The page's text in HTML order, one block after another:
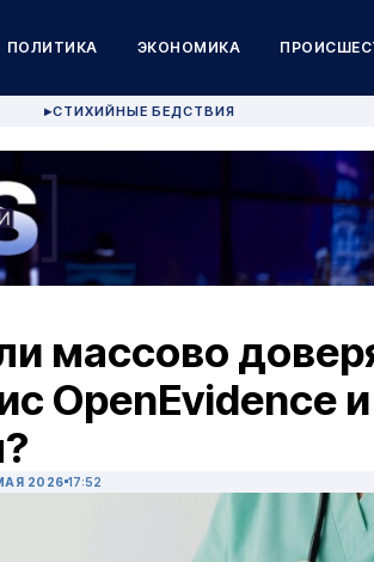
ПОЛИТИКА ЭКОНОМИКА
▶СТИХИЙНЫЕ БЕДСТВИЯ
массово
OpenEvidence
2026 17:52